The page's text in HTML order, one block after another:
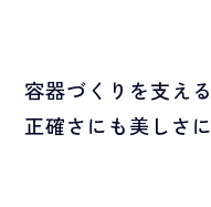
容器づくりを支え
正確さにも美しさ